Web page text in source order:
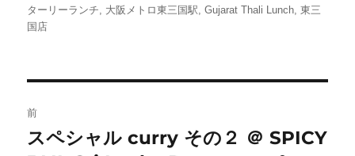
リ
ターリーランチ
大阪メトロ東三国駅 ,Gujarat Thali Lunch ,東三
国店
稿
前
前
スペシャル curry その２ ＠ SPICY